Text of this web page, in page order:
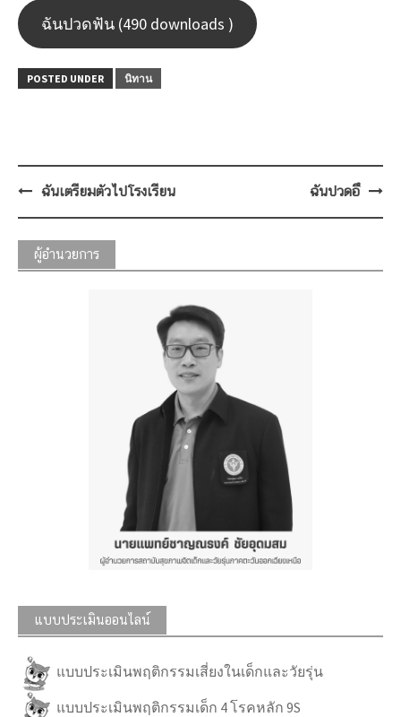
ฉันปวดฟัน (490 downloads )
POSTED UNDER นิทาน
Postฉันเตรียมตัวไปโรงเรียน ฉันปวดอึ
ผู้อำนวยการ
แบบประเมินออนไลน์
แบบประเมินพฤติกรรมเสี่ยงในเด็กและวัยรุ่น
แบบประเมินพฤติกรรมเด็ก 4 โรคหลัก 9S